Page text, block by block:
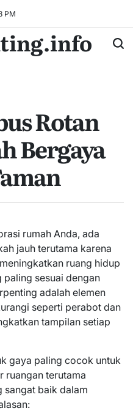
PM
Rotan
Bergaya
rumah Anda, ada
jauh terutama karena
ruang hidup
sesuai dengan
adalah elemen
seperti perabot dan
tampilan setiap
gaya paling cocok untuk
ruangan terutama
sangat baik dalam